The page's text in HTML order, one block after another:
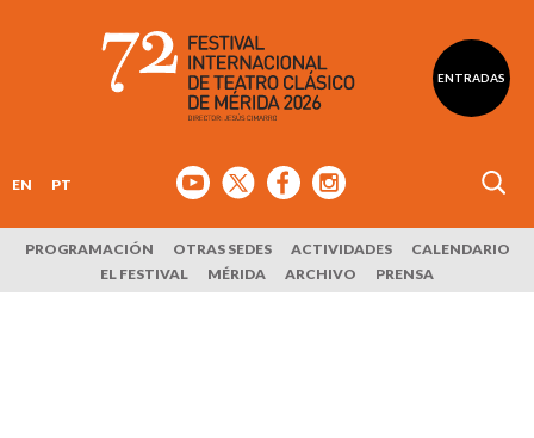
ENTRADAS
EN PT
PROGRAMACIÓN OTRAS SEDES ACTIVIDADES
CALENDARIO
EL FESTIVAL
MÉRIDA ARCHIVO PRENSA